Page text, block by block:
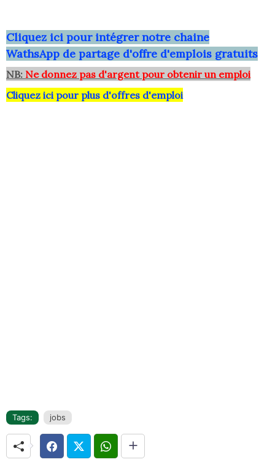
Cliquez ici pour intégrer notre chaine
WathsApp de partage d'offre d'emplois gratuits
NB: Ne donnez pas d'argent pour obtenir un emploi
Cliquez ici pour plus d'offres d'emploi
Tags: jobs